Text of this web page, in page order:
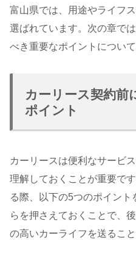
富山県では、用途やライフ
選ばれています。次の章で
べき重要なポイントについ
カーリース契約前
ポイント
カーリースは便利なサービ
理解しておくことが重要で
る際、以下の5つのポイン
らを押さえておくことで、
の高いカーライフを送ること